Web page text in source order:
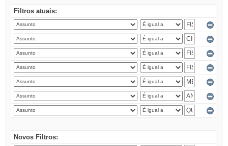
Filtros atuais:
Novos Filtros: